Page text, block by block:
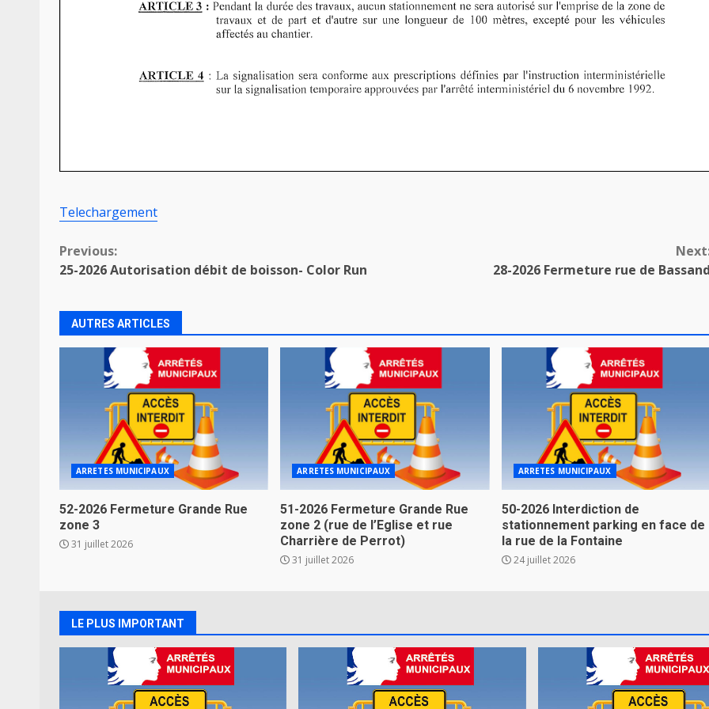
Telechargement
Continue
Previous:
25-2026 Autorisation débit de boisson- Color Run
28-2026 Fermeture rue de
AUTRES ARTICLES
ARRETES MUNICIPAUX
52-2026 Fermeture Grande Rue
zone 3
31 juillet 2026
ARRETES MUNICIPAUX
51-2026 Fermeture Grande Rue
zone 2 (rue de l’Eglise et rue
Charrière de Perrot)
31 juillet 2026
ARRETES MUNICIPAUX
50-2026 Interdiction de
stationnement parking en face de
la rue de la Fontaine
24 juillet 2026
LE PLUS IMPORTANT